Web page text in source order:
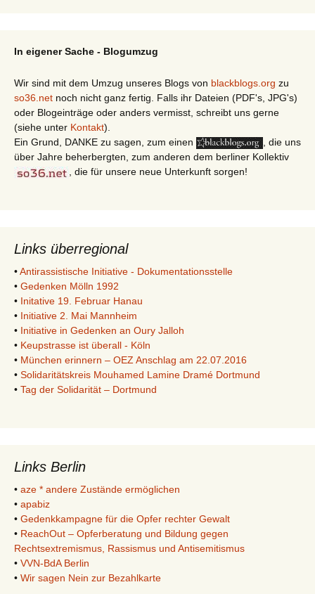
In eigener Sache - Blogumzug
Wir sind mit dem Umzug unseres Blogs von blackblogs.org zu
so36.net noch nicht ganz fertig. Falls ihr Dateien (PDF's, JPG's)
oder Blogeinträge oder anders vermisst, schreibt uns gerne
(siehe unter Kontakt).
Ein Grund, DANKE zu sagen, zum einen
, die uns
über Jahre beherbergten, zum anderen dem berliner Kollektiv
, die für unsere neue Unterkunft sorgen!
Links überregional
•Antirassistische Initiative - Dokumentationsstelle
• Gedenken Mölln 1992
• Initative 19. Februar Hanau
• Initiative 2. Mai Mannheim
• Initiative in Gedenken an Oury Jalloh
• Keupstrasse ist überall - Köln
• München erinnern – OEZ Anschlag am 22.07.2016
• Solidaritätskreis Mouhamed Lamine Dramé Dortmund
• Tag der Solidarität – Dortmund
Links Berlin
• aze * andere Zustände ermöglichen
• apabiz
• Gedenkkampagne für die Opfer rechter Gewalt
• ReachOut – Opferberatung und Bildung gegen
Rechtsextremismus, Rassismus und Antisemitismus
• VVN-BdA Berlin
• Wir sagen Nein zur Bezahlkarte